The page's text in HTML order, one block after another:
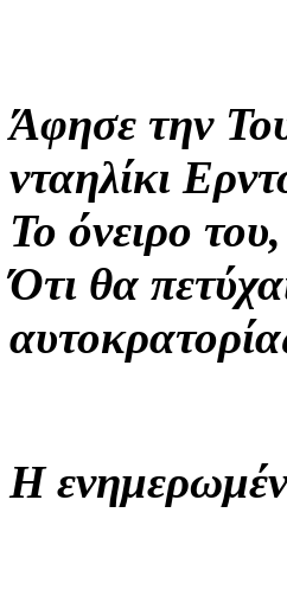
Άφησε την
νταηλίκι
Το όνειρο
Ότι θα
Η